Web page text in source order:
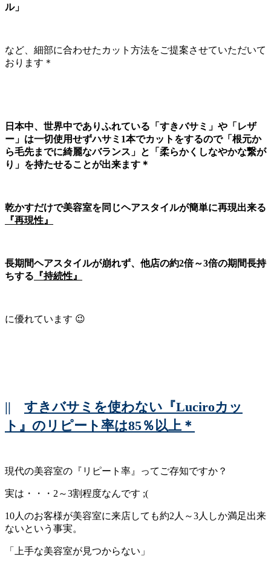
ル」
など、細部に合わせたカット方法をご提案させていただいて
おります＊
日本中、世界中でありふれている「すきバサミ」や「レザ
ー」は一切使用せずハサミ1本でカットをするので「根元か
ら毛先までに綺麗なバランス」と「柔らかくしなやかな繋が
り」を持たせることが出来ます＊
乾かすだけで美容室を同じヘアスタイルが簡単に再現出来る
『再現性』
長期間ヘアスタイルが崩れず、他店の約2倍～3倍の期間長持
ちする 『持続性』
に優れています 😉
|| すきバサミを使わない『Luciroカッ
ト』のリピート率は85％以上＊
現代の美容室の『リピート率』ってご存知ですか？
実は・・・2～3割程度なんです ;(
10人のお客様が美容室に来店しても約2人～3人しか満足出来
ないという事実。
「上手な美容室が見つからない」